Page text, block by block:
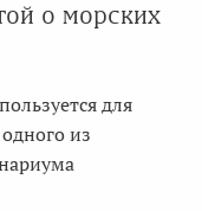
о морских
для
из